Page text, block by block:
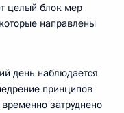
целый блок мер
направлены
день наблюдается
принципов
затруднено